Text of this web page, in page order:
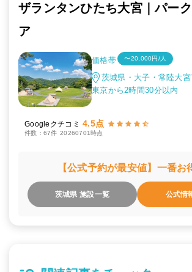
ザランタンひたち大宮｜パー
ア
価格帯 〜20,000円/人
茨城県・大子・常陸大
東京から2時間30分以内
Googleクチコミ 4.5点
件数：67件 20260701時点
【公式予約が最安値】一番お
茨城県 施設一覧 公式情